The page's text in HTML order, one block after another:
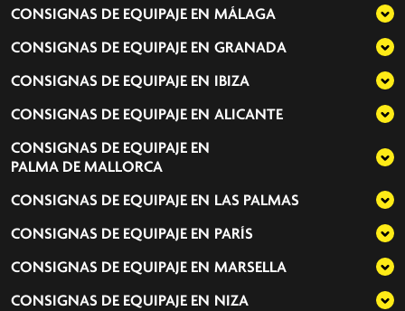
CONSIGNAS DE EQUIPAJE EN MÁLAGA
CONSIGNAS DE EQUIPAJE EN GRANADA
CONSIGNAS DE EQUIPAJE EN IBIZA
CONSIGNAS DE EQUIPAJE EN ALICANTE
CONSIGNAS DE EQUIPAJE EN
PALMA DE MALLORCA
CONSIGNAS DE EQUIPAJE EN LAS PALMAS
CONSIGNAS DE EQUIPAJE EN PARÍS
CONSIGNAS DE EQUIPAJE EN MARSELLA
CONSIGNAS DE EQUIPAJE EN NIZA